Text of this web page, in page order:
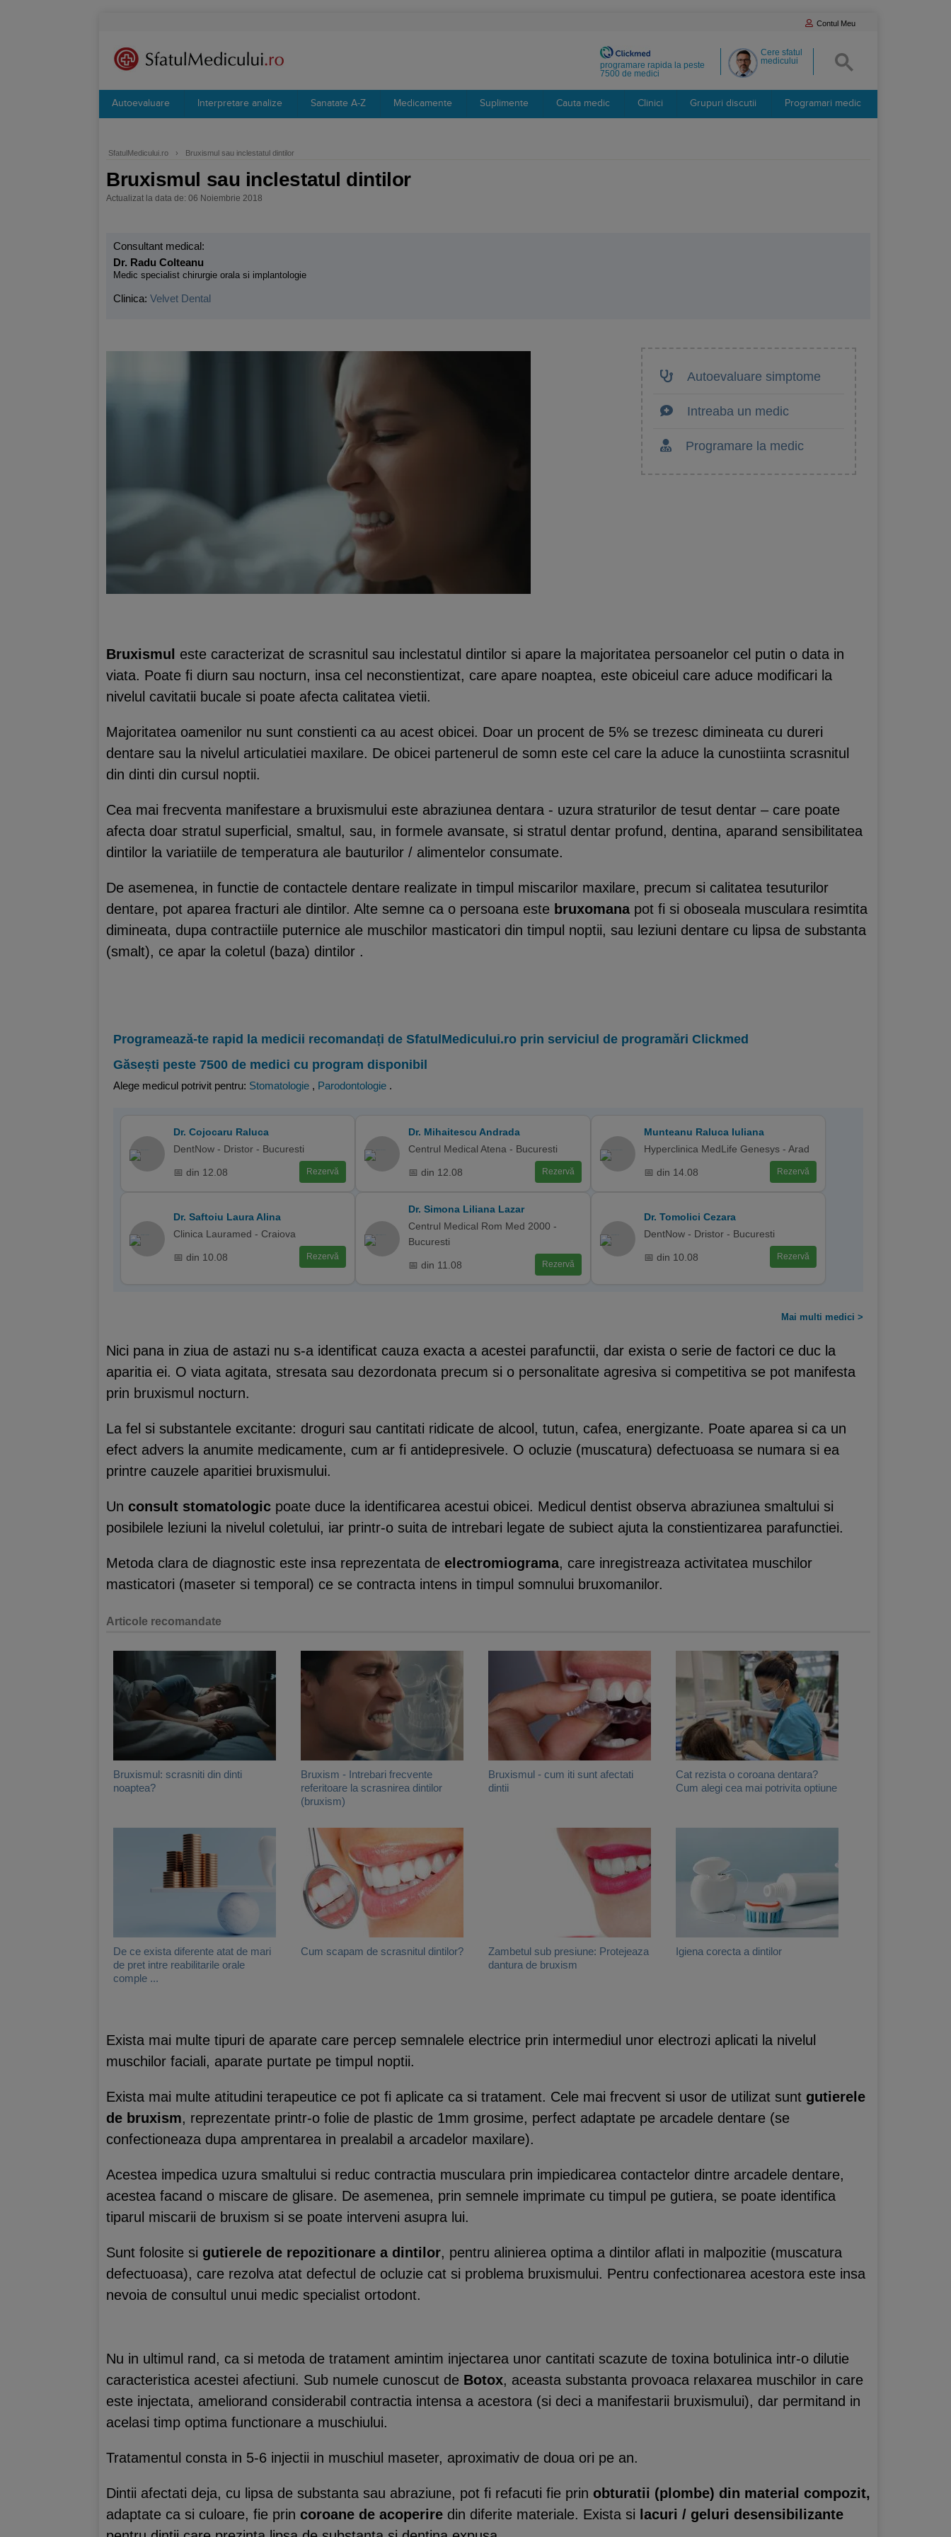
Contul Meu
Cere sfatul
medicului
programare rapida la peste
7500 de medici
Autoevaluare Interpretare analize Sanatate A-Z Medicamente Suplimente Cauta medic Clinici Grupuri discutii Programari medic
SfatulMedicului.ro › Bruxismul sau inclestatul dintilor
Bruxismul sau inclestatul dintilor
Actualizat la data de: 06 Noiembrie 2018
Consultant medical:
Dr. Radu Colteanu
Medic specialist chirurgie orala si implantologie
Clinica: Velvet Dental
Autoevaluare simptome
Intreaba un medic
Programare la medic
Bruxismul este caracterizat de scrasnitul sau inclestatul dintilor si apare la majoritatea persoanelor cel putin o data in
viata. Poate fi diurn sau nocturn, insa cel neconstientizat, care apare noaptea, este obiceiul care aduce modificari la
nivelul cavitatii bucale si poate afecta calitatea vietii.
Majoritatea oamenilor nu sunt constienti ca au acest obicei. Doar un procent de 5% se trezesc dimineata cu dureri
dentare sau la nivelul articulatiei maxilare. De obicei partenerul de somn este cel care la aduce la cunostiinta scrasnitul
din dinti din cursul noptii.
Cea mai frecventa manifestare a bruxismului este abraziunea dentara - uzura straturilor de tesut dentar – care poate
afecta doar stratul superficial, smaltul, sau, in formele avansate, si stratul dentar profund, dentina, aparand sensibilitatea
dintilor la variatiile de temperatura ale bauturilor / alimentelor consumate.
De asemenea, in functie de contactele dentare realizate in timpul miscarilor maxilare, precum si calitatea tesuturilor
dentare, pot aparea fracturi ale dintilor. Alte semne ca o persoana este bruxomanapot fi si oboseala musculara resimtita
dimineata, dupa contractiile puternice ale muschilor masticatori din timpul noptii, sau leziuni dentare cu lipsa de substanta
(smalt), ce apar la coletul (baza) dintilor .
Programează-te rapid la medicii recomandați de SfatulMedicului.ro prin serviciul de programări Clickmed
Găsești peste 7500 de medici cu program disponibil
Alege medicul potrivit pentru: Stomatologie , Parodontologie .
Dr. Cojocaru Raluca
DentNow - Dristor - Bucuresti
📅 din 12.08 Rezervă
Dr. Mihaitescu Andrada
Centrul Medical Atena - Bucuresti
📅 din 12.08 Rezervă
Munteanu Raluca Iuliana
Hyperclinica MedLife Genesys - Arad
📅 din 14.08 Rezervă
Dr. Saftoiu Laura Alina
Clinica Lauramed - Craiova
📅 din 10.08 Rezervă
Dr. Simona Liliana Lazar
Centrul Medical Rom Med 2000 -
Bucuresti
📅 din 11.08 Rezervă
Dr. Tomolici Cezara
DentNow - Dristor - Bucuresti
📅 din 10.08 Rezervă
Mai multi medici >
Nici pana in ziua de astazi nu s-a identificat cauza exacta a acestei parafunctii, dar exista o serie de factori ce duc la
aparitia ei. O viata agitata, stresata sau dezordonata precum si o personalitate agresiva si competitiva se pot manifesta
prin bruxismul nocturn.
La fel si substantele excitante: droguri sau cantitati ridicate de alcool, tutun, cafea, energizante. Poate aparea si ca un
efect advers la anumite medicamente, cum ar fi antidepresivele. O ocluzie (muscatura) defectuoasa se numara si ea
printre cauzele aparitiei bruxismului.
Un consult stomatologic poate duce la identificarea acestui obicei. Medicul dentist observa abraziunea smaltului si
posibilele leziuni la nivelul coletului, iar printr-o suita de intrebari legate de subiect ajuta la constientizarea parafunctiei.
Metoda clara de diagnostic este insa reprezentata de electromiograma, care inregistreaza activitatea muschilor
masticatori (maseter si temporal) ce se contracta intens in timpul somnului bruxomanilor.
Articole recomandate
Bruxismul: scrasniti din dinti
noaptea?
Bruxism - Intrebari frecvente
referitoare la scrasnirea dintilor
(bruxism)
Bruxismul - cum iti sunt afectati
dintii
Cat rezista o coroana dentara?
Cum alegi cea mai potrivita optiune
De ce exista diferente atat de mari
de pret intre reabilitarile orale
comple ...
Cum scapam de scrasnitul dintilor?
Zambetul sub presiune: Protejeaza
dantura de bruxism
Igiena corecta a dintilor
Exista mai multe tipuri de aparate care percep semnalele electrice prin intermediul unor electrozi aplicati la nivelul
muschilor faciali, aparate purtate pe timpul noptii.
Exista mai multe atitudini terapeutice ce pot fi aplicate ca si tratament. Cele mai frecvent si usor de utilizat sunt gutierele
de bruxism, reprezentate printr-o folie de plastic de 1mm grosime, perfect adaptate pe arcadele dentare (se
confectioneaza dupa amprentarea in prealabil a arcadelor maxilare).
Acestea impedica uzura smaltului si reduc contractia musculara prin impiedicarea contactelor dintre arcadele dentare,
acestea facand o miscare de glisare. De asemenea, prin semnele imprimate cu timpul pe gutiera, se poate identifica
tiparul miscarii de bruxism si se poate interveni asupra lui.
Sunt folosite si gutierele de repozitionare a dintilor, pentru alinierea optima a dintilor aflati in malpozitie (muscatura
defectuoasa), care rezolva atat defectul de ocluzie cat si problema bruxismului. Pentru confectionarea acestora este insa
nevoia de consultul unui medic specialist ortodont.
Nu in ultimul rand, ca si metoda de tratament amintim injectarea unor cantitati scazute de toxina botulinica intr-o dilutie
caracteristica acestei afectiuni. Sub numele cunoscut de Botox, aceasta substanta provoaca relaxarea muschilor in care
este injectata, ameliorand considerabil contractia intensa a acestora (si deci a manifestarii bruxismului), dar permitand in
acelasi timp optima functionare a muschiului.
Tratamentul consta in 5-6 injectii in muschiul maseter, aproximativ de doua ori pe an.
Dintii afectati deja, cu lipsa de substanta sau abraziune, pot fi refacuti fie prin obturatii (plombe) din material compozit,
adaptate ca si culoare, fie prin coroane de acoperire din diferite materiale. Exista si lacuri / geluri desensibilizante